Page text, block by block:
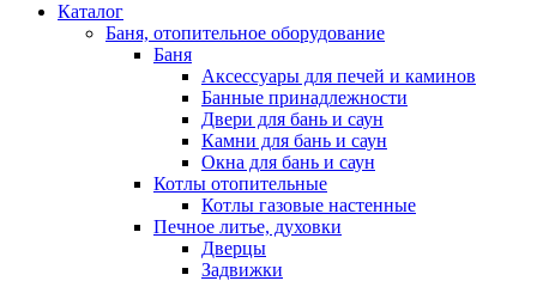
Каталог
Баня, отопительное оборудование
Баня
Аксессуары для печей и каминов
Банные принадлежности
Двери для бань и саун
Камни для бань и саун
Окна для бань и саун
Котлы отопительные
Котлы газовые настенные
Печное литье, духовки
Дверцы
Задвижки